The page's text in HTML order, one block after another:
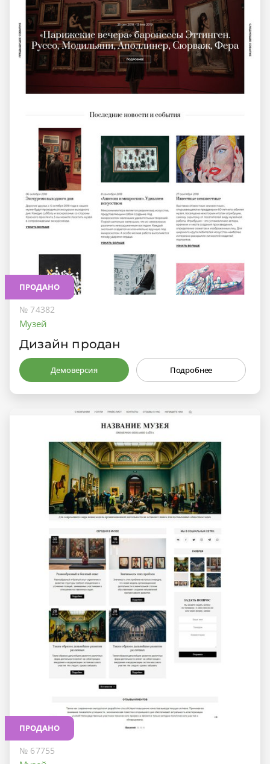
ПРОДАНО
№ 74382
Музей
Дизайн продан
Демоверсия Подробнее
ПРОДАНО
№ 67755